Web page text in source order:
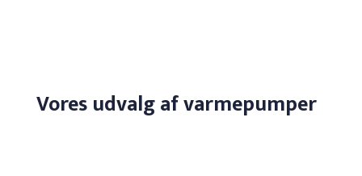
​Vores udvalg af varmepumper